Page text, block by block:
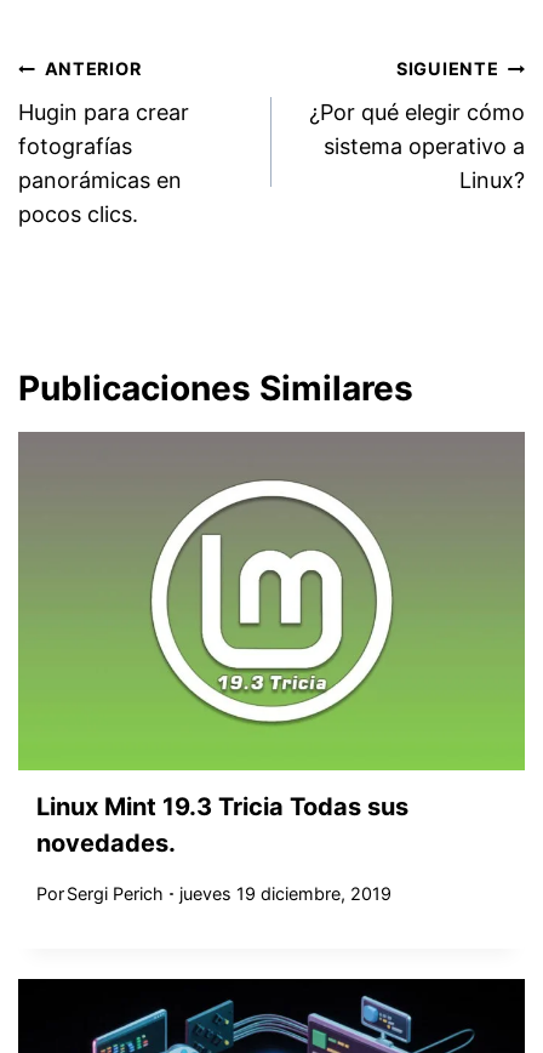
Navegación
de
entradas
ANTERIOR
Hugin para crear
fotografías
panorámicas en
pocos clics.
SIGUIENTE
¿Por qué elegir cómo
sistema operativo a
Linux?
Publicaciones Similares
Linux Mint 19.3 Tricia Todas sus
novedades.
PorSergi Perich jueves 19 diciembre, 2019